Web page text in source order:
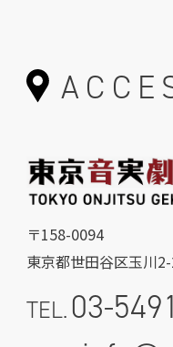
〒158-0094
東京都世田谷区玉川
TEL.03-